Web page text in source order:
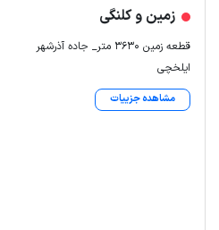
زمین و کلنگی
قطعه زمین ۳۶۳۰ متر_ جاده آذرشهر
ایلخچی
مشاهده جزییات